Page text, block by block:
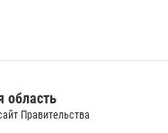
область
Правительства